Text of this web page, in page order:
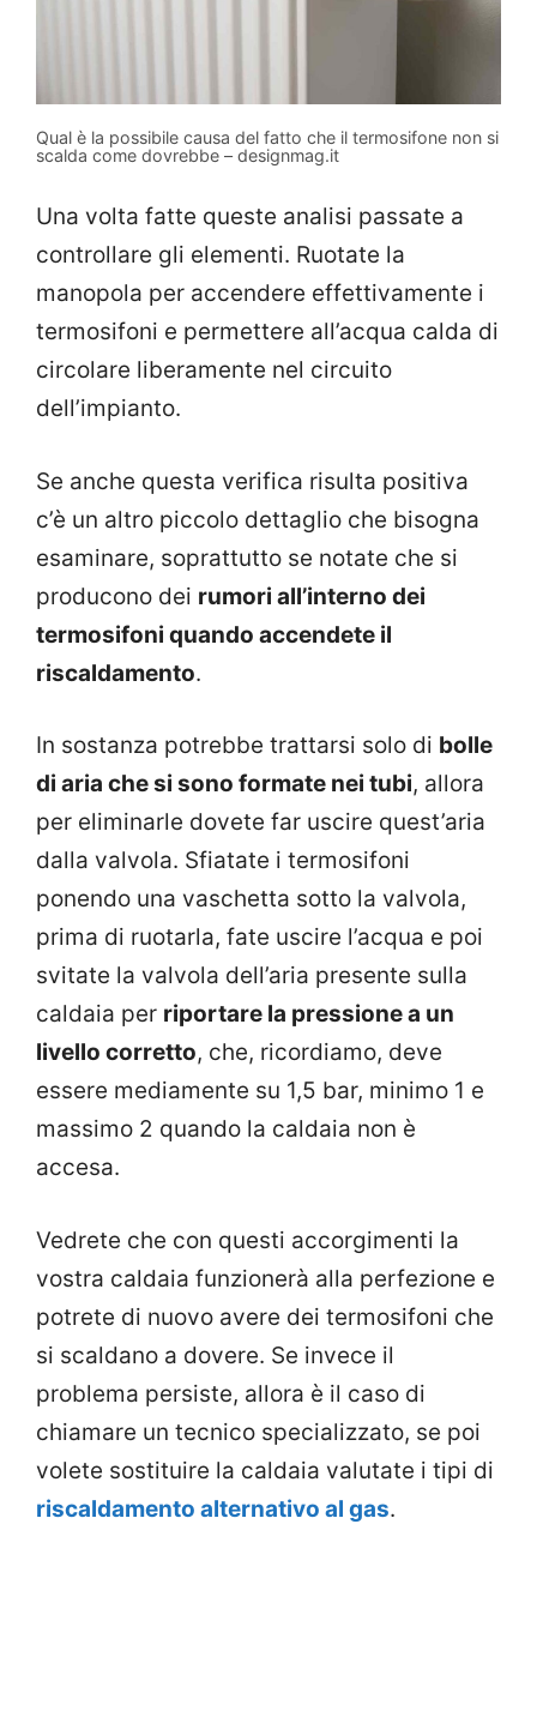
Qual è la possibile causa del fatto che il termosifone non si
scalda come dovrebbe – designmag.it
Una volta fatte queste analisi passate a
controllare gli elementi. Ruotate la
manopola per accendere effettivamente i
termosifoni e permettere all’acqua calda di
circolare liberamente nel circuito
dell’impianto.
Se anche questa verifica risulta positiva
c’è un altro piccolo dettaglio che bisogna
esaminare, soprattutto se notate che si
producono dei rumori all’interno dei
termosifoni quando accendete il
riscaldamento.
In sostanza potrebbe trattarsi solo di bolle
di aria che si sono formate nei tubi, allora
per eliminarle dovete far uscire quest’aria
dalla valvola. Sfiatate i termosifoni
ponendo una vaschetta sotto la valvola,
prima di ruotarla, fate uscire l’acqua e poi
svitate la valvola dell’aria presente sulla
caldaia per riportare la pressione a un
livello corretto, che, ricordiamo, deve
essere mediamente su 1,5 bar, minimo 1 e
massimo 2 quando la caldaia non è
accesa.
Vedrete che con questi accorgimenti la
vostra caldaia funzionerà alla perfezione e
potrete di nuovo avere dei termosifoni che
si scaldano a dovere. Se invece il
problema persiste, allora è il caso di
chiamare un tecnico specializzato, se poi
volete sostituire la caldaia valutate i tipi di
riscaldamento alternativo al gas.